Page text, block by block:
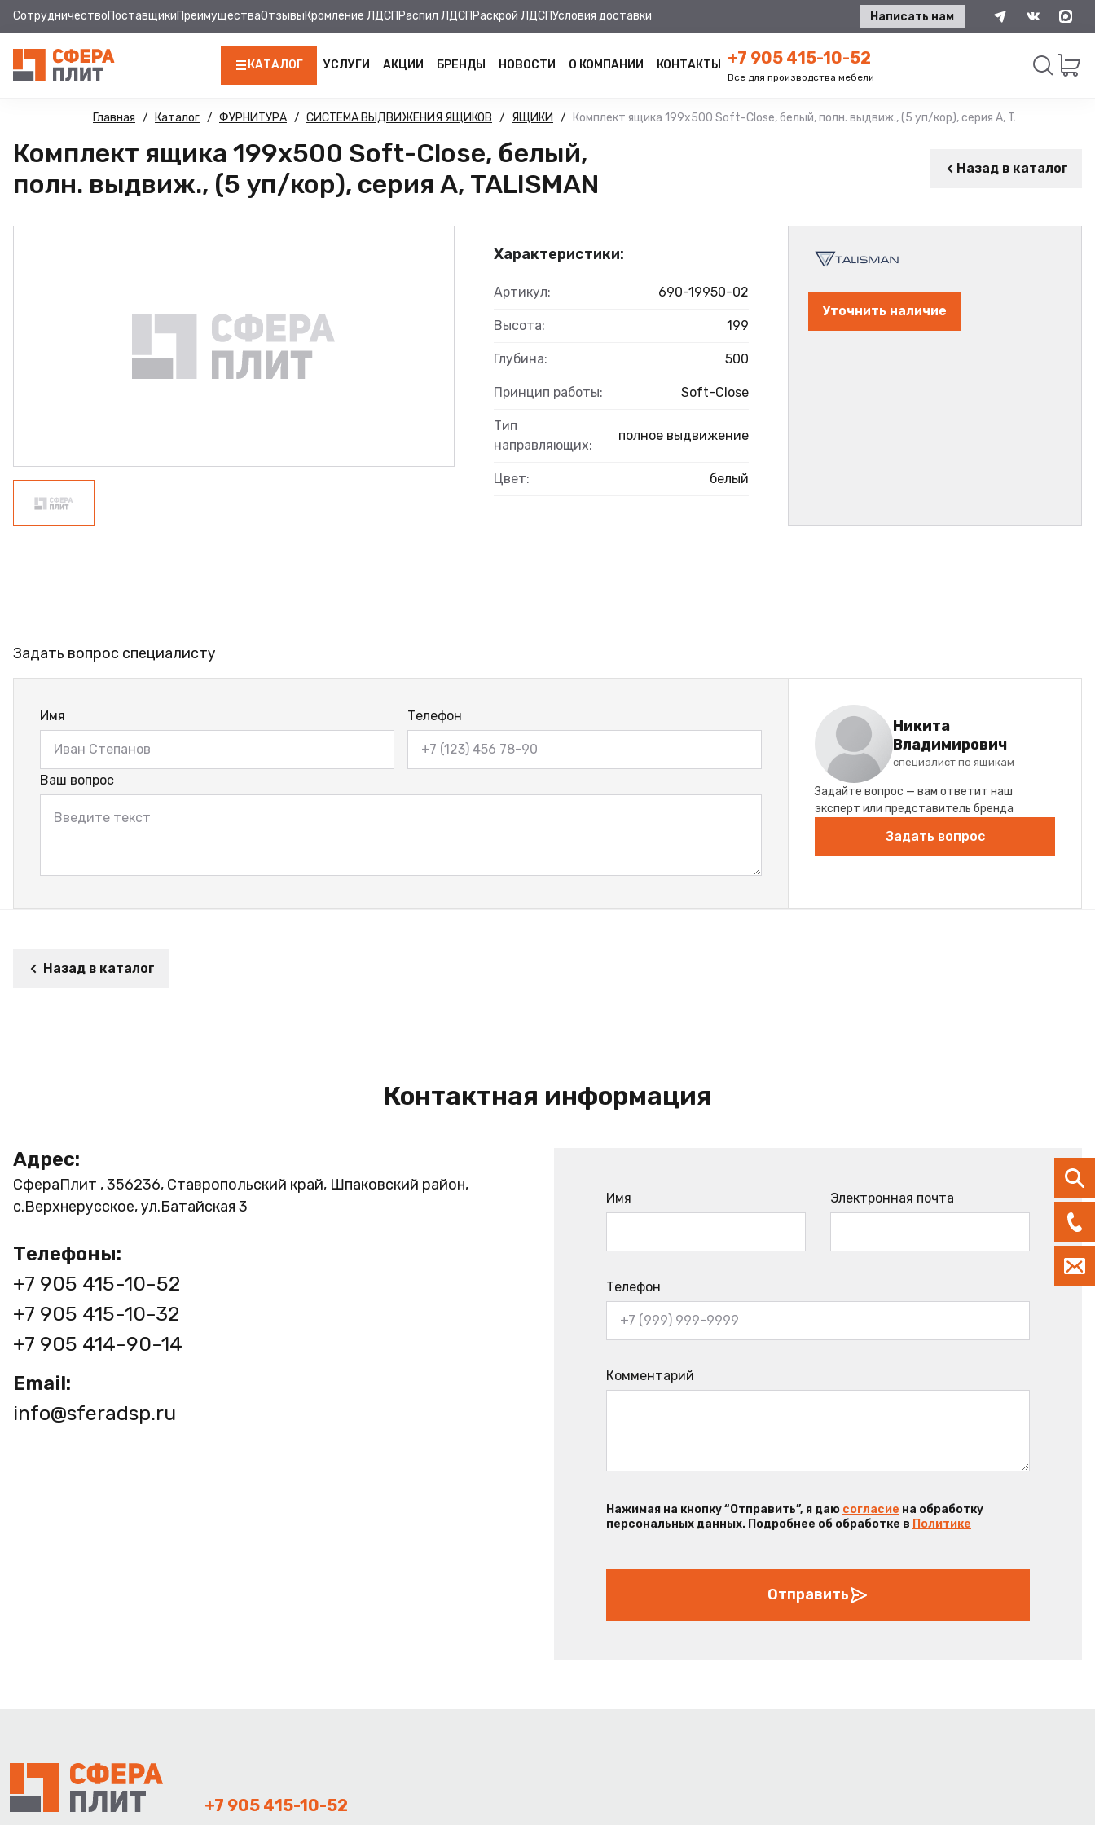
СотрудничествоПоставщикиПреимуществаОтзывыКромление ЛДСП Распил ЛДСП Раскрой ЛДСПУсловия доставки Написать нам
КАТАЛОГ
ЛДСП
КРОМКА
МДФ
МДФ ПАНЕЛИ
ДВПО
ФАНЕРА
УСЛУГИ АКЦИИ БРЕНДЫ НОВОСТИ О КОМПАНИИ КОНТАКТЫ +7 905 415-10-52
Все для производства мебели
Искать
Главная Каталог ФУРНИТУРА СИСТЕМА ВЫДВИЖЕНИЯ ЯЩИКОВ ЯЩИКИ Комплект ящика 199х500 Soft-Close, белый, полн. выдвиж., (5 уп/кор), серия А, TALISMAN
Комплект ящика 199х500 Soft-Close, белый,
полн. выдвиж., (5 уп/кор), серия А, TALISMAN
Назад в каталог
Характеристики:
Артикул: 690-19950-02
Высота: 199
Глубина: 500
Принцип работы: Soft-Close
Тип
направляющих:
полное выдвижение
Цвет: белый
Уточнить наличие
Задать вопрос специалисту
Имя Телефон
Ваш вопрос
Никита
Владимирович
специалист по ящикам
Задайте вопрос — вам ответит наш
эксперт или представитель бренда
Задать вопрос
Назад в каталог
Контактная информация
Адрес:
СфераПлит , 356236, Ставропольский край, Шпаковский район,
с.Верхнерусское, ул.Батайская 3
Телефоны:
+7 905 415-10-52
+7 905 415-10-32
+7 905 414-90-14
Email:
info@sferadsp.ru
Имя Электронная почта
Телефон
Комментарий
Нажимая на кнопку “Отправить”, я даю согласие на обработку
персональных данных. Подробнее об обработке в Политике
Отправить
+7 905 415-10-52